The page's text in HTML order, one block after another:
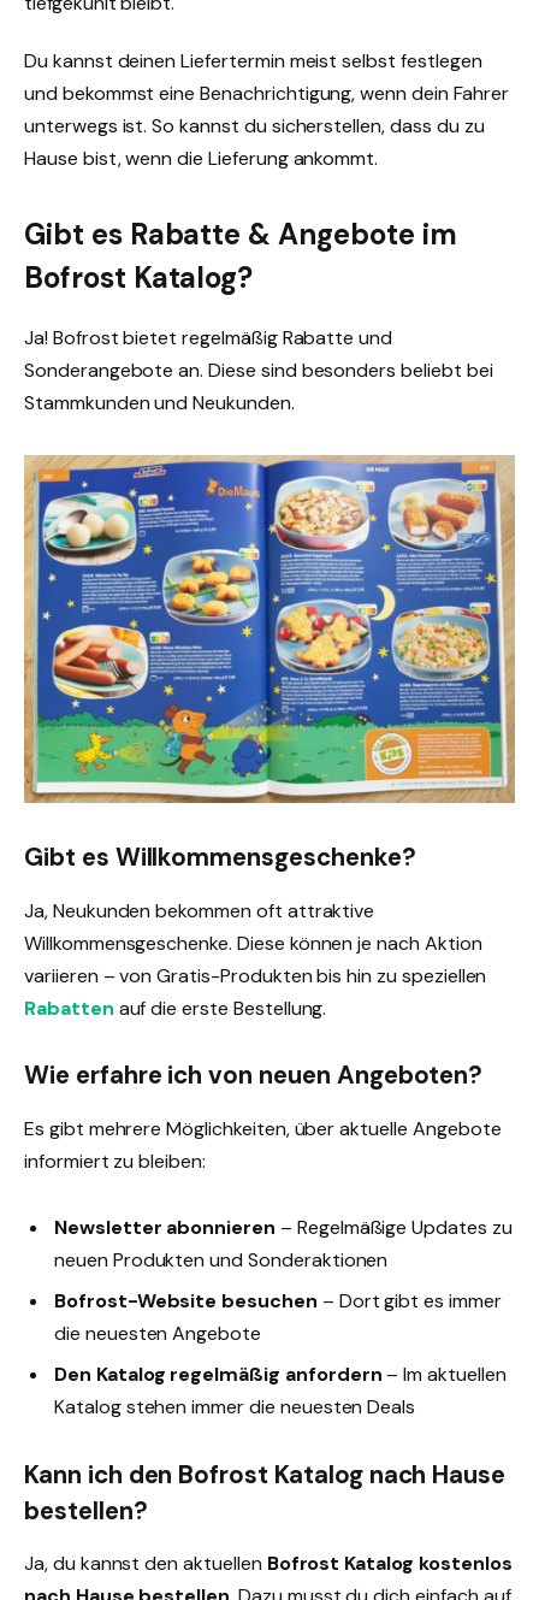
Du kannst deinen Liefertermin meist selbst festlegen
und bekommst eine Benachrichtigung, wenn dein Fahrer
unterwegs ist. So kannst du sicherstellen, dass du zu
Hause bist, wenn die Lieferung ankommt.
Gibt es Rabatte & Angebote im
Bofrost Katalog?
Ja! Bofrost bietet regelmäßig Rabatte und
Sonderangebote an. Diese sind besonders beliebt bei
Stammkunden und Neukunden.
Gibt es Willkommensgeschenke?
Ja, Neukunden bekommen oft attraktive
Willkommensgeschenke. Diese können je nach Aktion
variieren – von Gratis-Produkten bis hin zu speziellen
Rabatten auf die erste Bestellung.
Wie erfahre ich von neuen Angeboten?
Es gibt mehrere Möglichkeiten, über aktuelle Angebote
informiert zu bleiben:
Newsletter abonnieren – Regelmäßige Updates zu
neuen Produkten und Sonderaktionen
Bofrost-Website besuchen – Dort gibt es immer
die neuesten Angebote
Den Katalog regelmäßig anfordern – Im aktuellen
Katalog stehen immer die neuesten Deals
Kann ich den Bofrost Katalog nach Hause
bestellen?
Ja, du kannst den aktuellen Bofrost Katalog kostenlos